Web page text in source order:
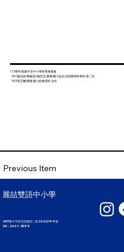
113學年度臺中市中小學科學展覽會
501廖品硯/鄭毓棠/楊宏岳 榮獲 國小組生活與應用科學科 第二名
503張艾爾 榮獲 國小組物理科 佳作
Previous Item
麗喆雙語中小學
407臺中市西屯區國安二路242巷199號
04 - 2461 - 3099